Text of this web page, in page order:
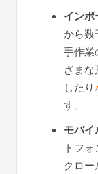
インポ
から数
手作業
ざま
したり
す。
モバイ
トフ
クロ